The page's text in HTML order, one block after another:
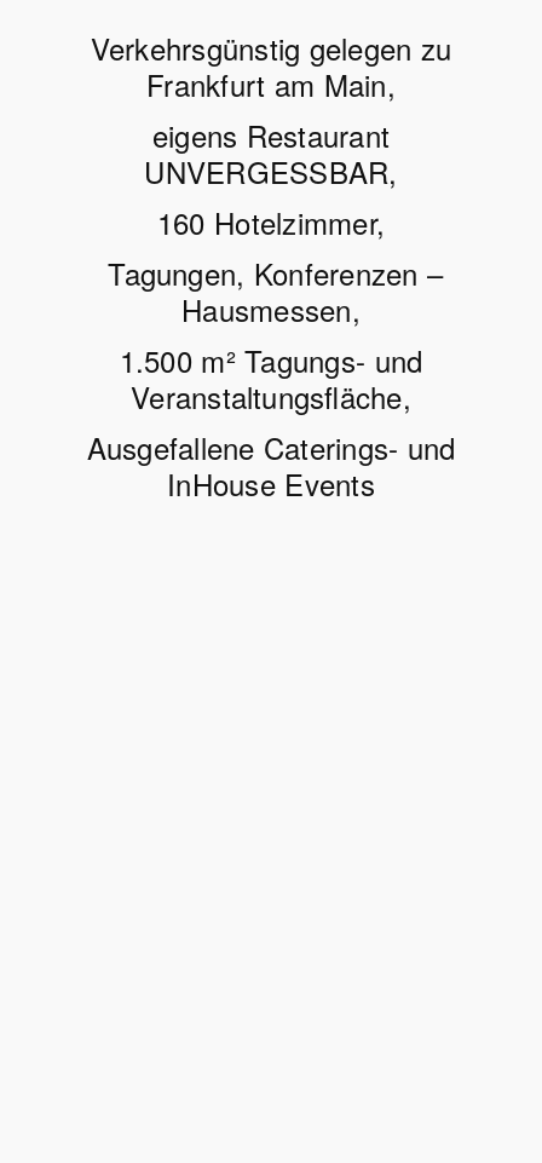
Verkehrsgünstig gelegen zu
Frankfurt am Main,
eigens Restaurant
UNVERGESSBAR,
160 Hotelzimmer,
Tagungen, Konferenzen –
Hausmessen,
1.500 m² Tagungs- und
Veranstaltungsfläche,
Ausgefallene Caterings- und
InHouse Events